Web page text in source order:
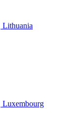
Lithuania
Luxembourg